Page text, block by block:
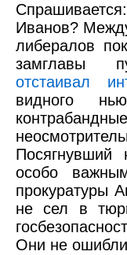
Иванов?
либералов
замглавы
отстаивал
видного
Посягнувший
особо
прокуратуры
не сел в
Они не